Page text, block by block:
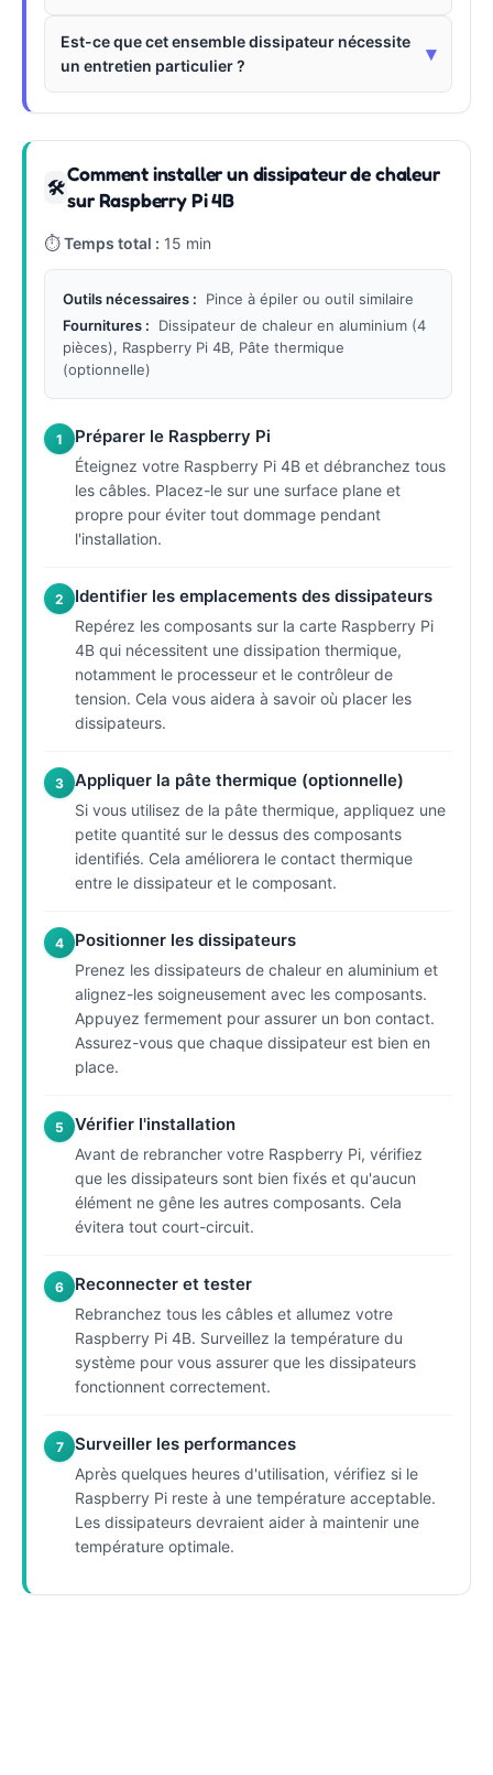
Est-ce que cet ensemble dissipateur nécessite
un entretien particulier ?
▾
🛠
Comment installer un dissipateur de chaleur
sur Raspberry Pi 4B
⏱Temps total : 15 min
Outils nécessaires :
Pince à épiler ou outil similaire
Fournitures :
Dissipateur de chaleur en aluminium (4
pièces), Raspberry Pi 4B, Pâte thermique
(optionnelle)
1 Préparer le Raspberry Pi
Éteignez votre Raspberry Pi 4B et débranchez tous
les câbles. Placez-le sur une surface plane et
propre pour éviter tout dommage pendant
l'installation.
2 Identifier les emplacements des dissipateurs
Repérez les composants sur la carte Raspberry Pi
4B qui nécessitent une dissipation thermique,
notamment le processeur et le contrôleur de
tension. Cela vous aidera à savoir où placer les
dissipateurs.
3 Appliquer la pâte thermique (optionnelle)
Si vous utilisez de la pâte thermique, appliquez une
petite quantité sur le dessus des composants
identifiés. Cela améliorera le contact thermique
entre le dissipateur et le composant.
4 Positionner les dissipateurs
Prenez les dissipateurs de chaleur en aluminium et
alignez-les soigneusement avec les composants.
Appuyez fermement pour assurer un bon contact.
Assurez-vous que chaque dissipateur est bien en
place.
5 Vérifier l'installation
Avant de rebrancher votre Raspberry Pi, vérifiez
que les dissipateurs sont bien fixés et qu'aucun
élément ne gêne les autres composants. Cela
évitera tout court-circuit.
6 Reconnecter et tester
Rebranchez tous les câbles et allumez votre
Raspberry Pi 4B. Surveillez la température du
système pour vous assurer que les dissipateurs
fonctionnent correctement.
7 Surveiller les performances
Après quelques heures d'utilisation, vérifiez si le
Raspberry Pi reste à une température acceptable.
Les dissipateurs devraient aider à maintenir une
température optimale.